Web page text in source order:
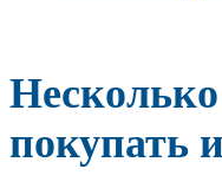
покупать